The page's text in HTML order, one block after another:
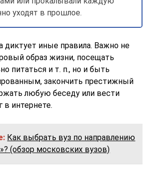
уходят в прошлое.
диктует иные правила. Важно не
образ жизни, посещать
питаться и т. п., но и быть
закончить престижный
любую беседу или вести
в интернете.
Как выбрать вуз по направлению
(обзор московских вузов)